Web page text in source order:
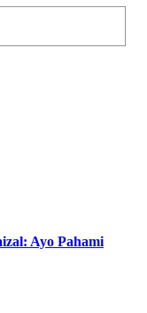
Ayo Pahami